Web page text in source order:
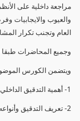
مراجعة داخلية على
والعيوب والايجابيات
العام وتجنب تكرار
وجميع المحاضرات طبقا
ويتضمن الكورس
1- أهمية التدقيق الداخلي وتعريفه.
2- تعريف التدقيق وأنواعه الرئيسية.